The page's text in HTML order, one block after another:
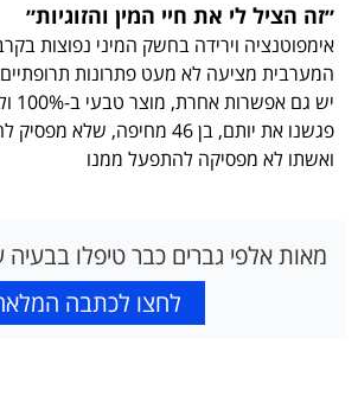
״זה הציל לי את חיי המין והזוגיות״
אימפוטנציה וירידה בחשק המיני נפוצות
המערבית מציעה לא מעט פתרונות
יש
פגשנו את יותם, בן 46 מחיפה,
ואשתו לא מפסיקה להתפעל ממנו
מאות אלפי גברים כבר טיפלו
לחצו לכתבה